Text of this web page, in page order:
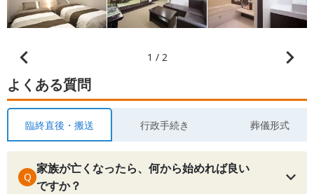
1 / 2
よくある質問
臨終直後・搬送 行政手続き 葬儀形式
Q
家族が亡くなったら、何から始めれば良い
ですか？